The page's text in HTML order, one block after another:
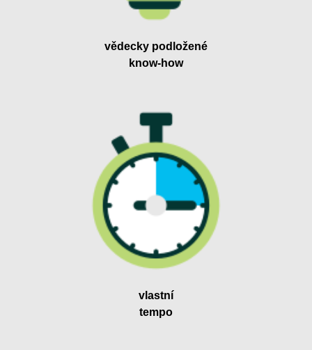
vědecky podložené
know-how
vlastní
tempo